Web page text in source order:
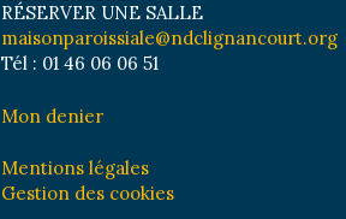
RÉSERVER UNE SALLE
maisonparoissiale@ndclignancourt.org
Tél : 01 46 06 06 51
Mon denier
Mentions légales
Gestion des cookies